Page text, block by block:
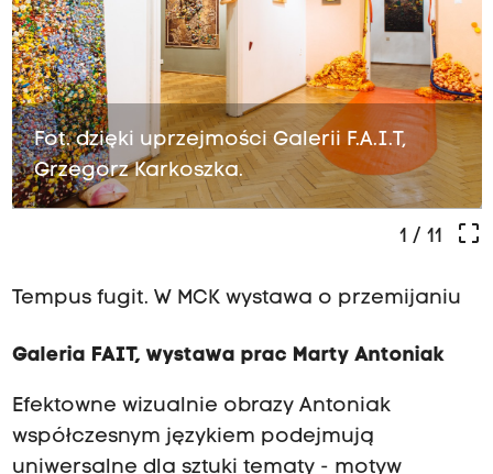
Fot. dzięki uprzejmości Galerii F.A.I.T,
Grzegorz Karkoszka.
crop_free
1 / 11
Tempus fugit. W MCK wystawa o przemijaniu
Galeria FAIT, wystawa prac Marty Antoniak
Efektowne wizualnie obrazy Antoniak
współczesnym językiem podejmują
uniwersalne dla sztuki tematy - motyw